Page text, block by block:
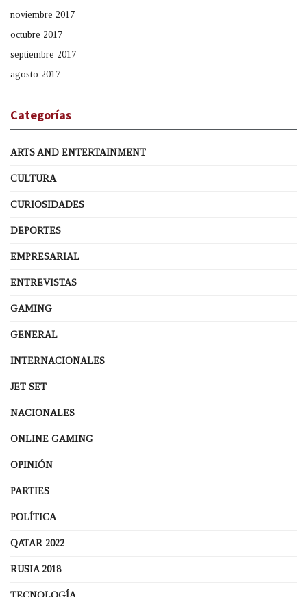
noviembre 2017
octubre 2017
septiembre 2017
agosto 2017
Categorías
ARTS AND ENTERTAINMENT
CULTURA
CURIOSIDADES
DEPORTES
EMPRESARIAL
ENTREVISTAS
GAMING
GENERAL
INTERNACIONALES
JET SET
NACIONALES
ONLINE GAMING
OPINIÓN
PARTIES
POLÍTICA
QATAR 2022
RUSIA 2018